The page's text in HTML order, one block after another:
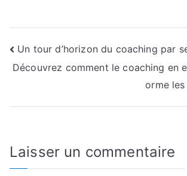
Navigation
de
l’article
Un tour d’horizon du coaching par
Découvrez comment le coaching en
orme
Laisser un commentaire